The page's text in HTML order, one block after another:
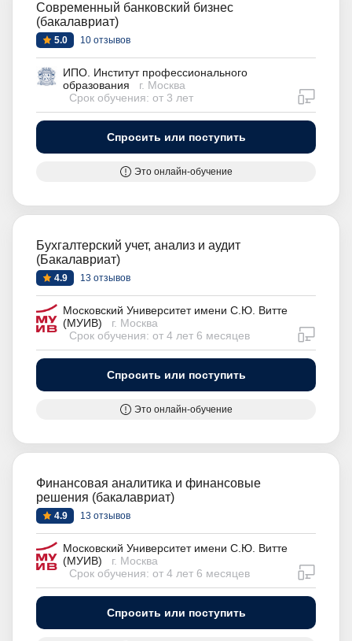
Современный банковский бизнес
(бакалавриат)
5.0 10 отзывов
ИПО. Институт профессионального
образования
г. Москва
Срок обучения: от 3 лет
Спросить или поступить
Это онлайн-обучение
Бухгалтерский учет, анализ и аудит
(Бакалавриат)
4.9 13 отзывов
Московский Университет имени С.Ю. Витте
(МУИВ)
г. Москва
Срок обучения: от 4 лет 6 месяцев
Спросить или поступить
Это онлайн-обучение
Финансовая аналитика и финансовые
решения (бакалавриат)
4.9 13 отзывов
Московский Университет имени С.Ю. Витте
(МУИВ)
г. Москва
Срок обучения: от 4 лет 6 месяцев
Спросить или поступить